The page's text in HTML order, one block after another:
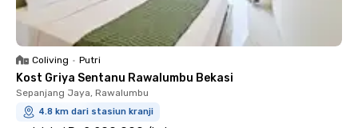
Coliving • Putri
Kost Griya Sentanu Rawalumbu Bekasi
Sepanjang Jaya, Rawalumbu
4.8 km dari stasiun kranji